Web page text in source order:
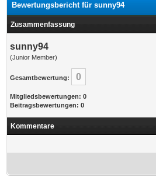
Bewertungsbericht für sunny94
Zusammenfassung
sunny94
(Junior Member)
Gesamtbewertung: 0
Mitgliedsbewertungen: 0
Beitragsbewertungen: 0
Kommentare